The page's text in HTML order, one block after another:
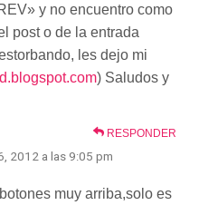
y no encuentro como
post o de la entrada
les dejo mi
) Saludos y
RESPONDER
2012 a las 9:05 pm
muy arriba,solo es